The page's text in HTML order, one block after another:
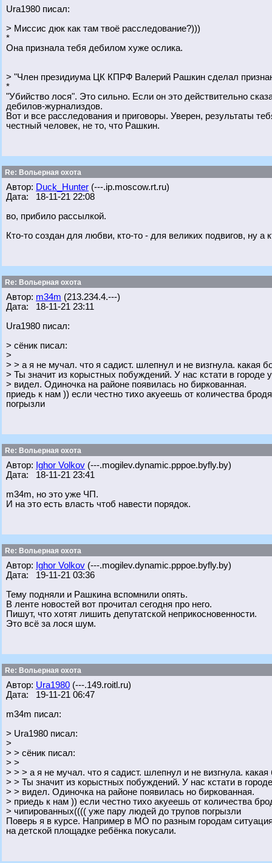
Ura1980 писал:
> Миссис дюк как там твоё расследование?)))
*
Она признала тебя дебилом хуже ослика.
> "Член президиума ЦК КПРФ Валерий Рашкин сделал
*
"Убийство лося". Это сильно. Если он это действительно
дебилов-журнализдов.
Вот и все расследования и приговоры. Уверен, результаты
честный человек, не то, что Рашкин.
Re: Вольерная охота
Автор: Duck_Hunter (---.ip.moscow.rt.ru)
Дата: 18-11-21 22:08
во, прибило рассылкой.
Кто-то создан для любви, кто-то - для великих подвигов, ну
Re: Вольерная охота
Автор: m34m (213.234.4.---)
Дата: 18-11-21 23:11
Ura1980 писал:
> сёник писал:
>
> > а я не мучал. что я садист. шлепнул и не визгнула. какая
> Ты значит из корыстных побуждений. У нас кстати в городе
> видел. Одиночка на районе появилась но биркованная.
приедь к нам )) если честно тихо акуеешь от количества
погрызли
Re: Вольерная охота
Автор: Ighor Volkov (---.mogilev.dynamic.pppoe.byfly.by)
Дата: 18-11-21 23:41
m34m, но это уже ЧП.
И на это есть власть чтоб навести порядок.
Re: Вольерная охота
Автор: Ighor Volkov (---.mogilev.dynamic.pppoe.byfly.by)
Дата: 19-11-21 03:36
Тему подняли и Рашкина вспомнили опять.
В ленте новостей вот прочитал сегодня про него.
Пишут, что хотят лишить депутатской неприкосновенности.
Это всё за лося шум.
Re: Вольерная охота
Автор: Ura1980 (---.149.roitl.ru)
Дата: 19-11-21 06:47
m34m писал:
> Ura1980 писал:
>
> > сёник писал:
> >
> > > а я не мучал. что я садист. шлепнул и не визгнула. какая
> > Ты значит из корыстных побуждений. У нас кстати в
> > видел. Одиночка на районе появилась но биркованная.
> приедь к нам )) если честно тихо акуеешь от количества
> чипированных(((( уже пару людей до трупов погрызли
Поверь я в курсе. Например в МО по разным городам
на детской площадке ребёнка покусали.